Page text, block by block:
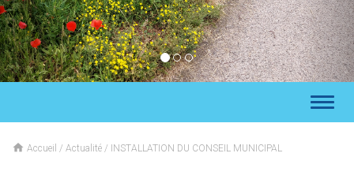
 Accueil / Actualité / INSTALLATION DU CONSEIL MUNICIPAL